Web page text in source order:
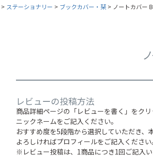
ステーショナリー ブックカバー・栞 ノートカバー
レビューの投稿方法
商品詳細ページの「レビューを書く」をクリ
ニックネームをご記入ください。
おすすめ度を5段階から選択していただき、
よろしければプロフィールをご記入ください
※レビュー投稿は、1商品につき1回ご記入い